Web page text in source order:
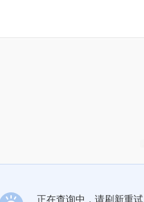
正在查询中，请刷新重试